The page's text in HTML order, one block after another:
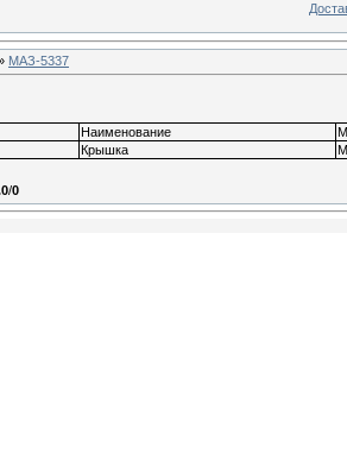
МАЗ-5337
Наименование
Крышка
/0